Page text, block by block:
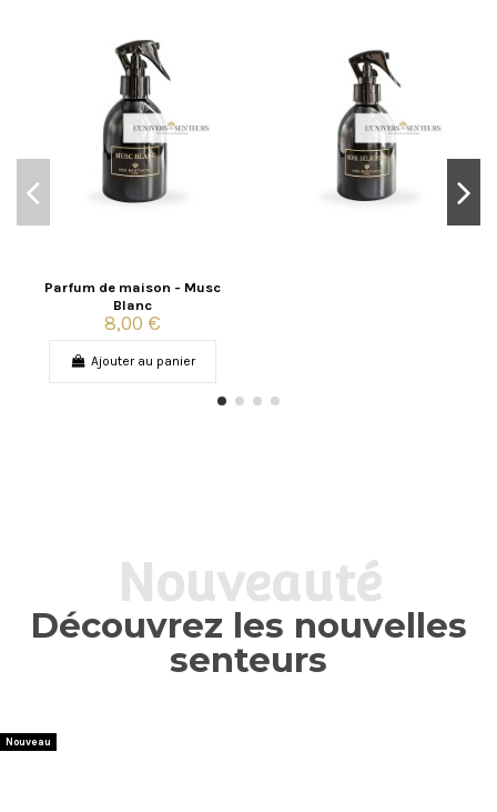
Parfum de maison - Musc
Blanc
8,00 €
Ajouter au panier
Nouveauté
Découvrez les nouvelles
senteurs
Nouveau